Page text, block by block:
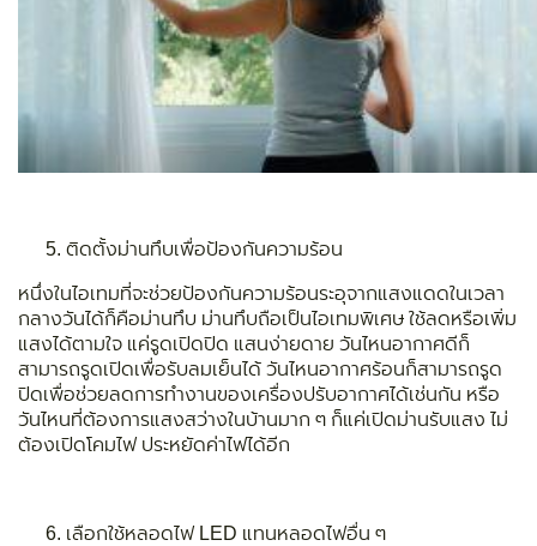
ติดตั้งม่านทึบเพื่อป้องกันความร้อน
หนึ่งในไอเทมที่จะช่วยป้องกันความร้อนระอุจากแสงแดดในเวลา
กลางวันได้ก็คือม่านทึบ ม่านทึบถือเป็นไอเทมพิเศษ ใช้ลดหรือเพิ่ม
แสงได้ตามใจ แค่รูดเปิดปิด แสนง่ายดาย วันไหนอากาศดีก็
สามารถรูดเปิดเพื่อรับลมเย็นได้ วันไหนอากาศร้อนก็สามารถรูด
ปิดเพื่อช่วยลดการทำงานของเครื่องปรับอากาศได้เช่นกัน หรือ
วันไหนที่ต้องการแสงสว่างในบ้านมาก ๆ ก็แค่เปิดม่านรับแสง ไม่
ต้องเปิดโคมไฟ ประหยัดค่าไฟได้อีก
เลือกใช้หลอดไฟ LED แทนหลอดไฟอื่น ๆ